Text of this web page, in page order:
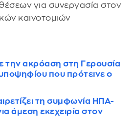
για συνεργασία στον
καινοτομιών
ακρόαση στη Γερουσία
που πρότεινε ο
τη συμφωνία ΗΠΑ-
άμεση εκεχειρία στον